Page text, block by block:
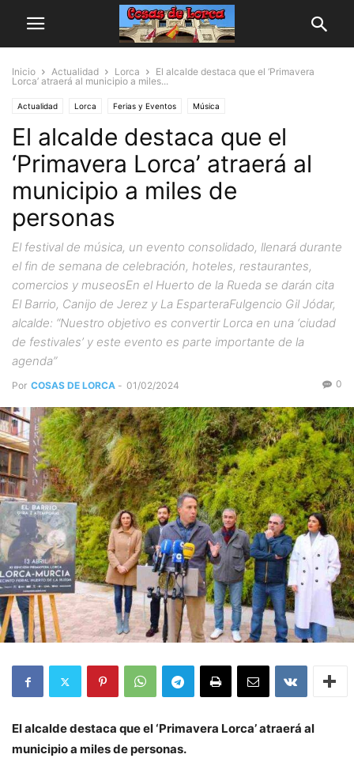
Inicio Actualidad Lorca
El alcalde destaca que el ‘Primavera
Lorca’ atraerá al municipio a miles...
Actualidad Lorca Ferias y Eventos Música
El alcalde destaca que el
‘Primavera Lorca’ atraerá al
municipio a miles de
personas
El festival de música, un evento consolidado, llenará durante
el fin de semana de celebración, hoteles, restaurantes,
comercios y museosEn el Huerto de la Rueda se darán cita
El Barrio, Canijo de Jerez y La EsparteraFulgencio Gil Jódar,
alcalde: “Nuestro objetivo es convertir Lorca en una ‘ciudad
de festivales’ y este evento es parte importante de la
agenda”
Por COSAS DE LORCA - 01/02/2024 0
El alcalde destaca que el ‘Primavera Lorca’ atraerá al
municipio a miles de personas.